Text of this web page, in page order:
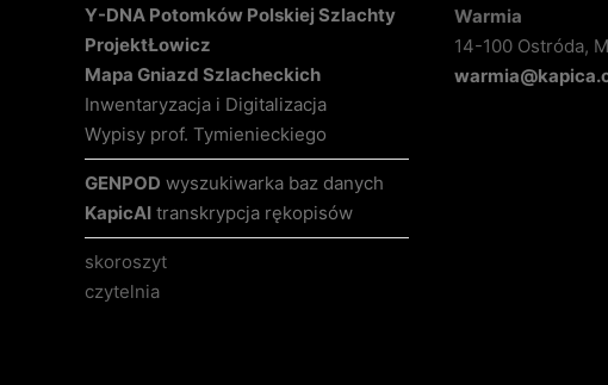
Y-DNA Potomków Polskiej Szlachty
ProjektŁowicz
Mapa Gniazd Szlacheckich
Inwentaryzacja i Digitalizacja
Wypisy prof. Tymienieckiego
GENPOD wyszukiwarka baz danych
KapicAI transkrypcja rękopisów
skoroszyt
czytelnia
Warmia
14-100 Ostróda,